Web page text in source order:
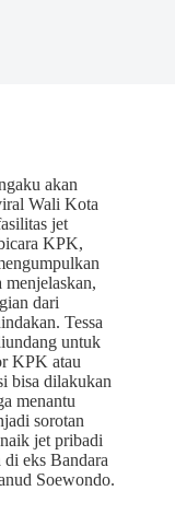
akan
Wali Kota
jet
KPK,
dari
Tessa
untuk
KPK atau
bisa dilakukan
menantu
sorotan
jet pribadi
eks Bandara
Soewondo.